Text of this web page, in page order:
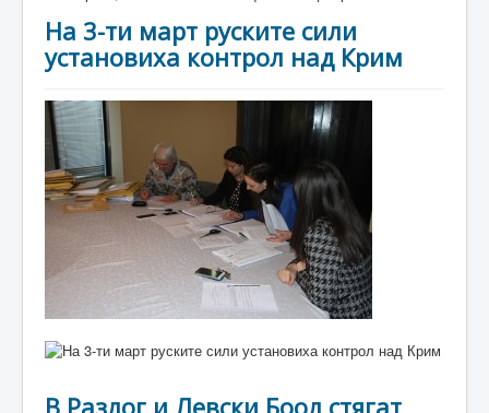
На 3-ти март руските сили
установиха контрол над Крим
В Разлог и Левски Боол стягат